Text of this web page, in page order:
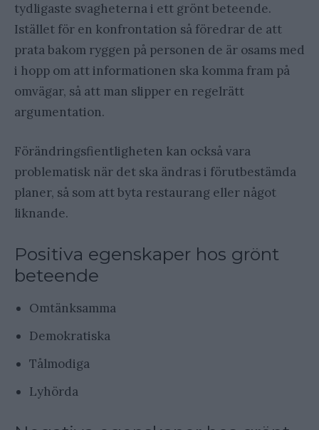
tydligaste svagheterna i ett grönt beteende.
Istället för en konfrontation så föredrar de att
prata bakom ryggen på personen de är osams med
i hopp om att informationen ska komma fram på
omvägar, så att man slipper en regelrätt
argumentation.
Förändringsfientligheten kan också vara
problematisk när det ska ändras i förutbestämda
planer, så som att byta restaurang eller något
liknande.
Positiva egenskaper hos grönt
beteende
Omtänksamma
Demokratiska
Tålmodiga
Lyhörda